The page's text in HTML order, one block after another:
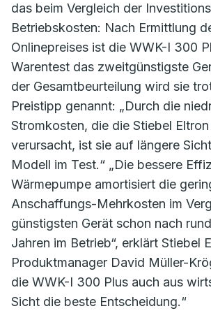
das beim Vergleich der
Betriebskosten: Nach Ermittlung
Onlinepreises ist die WWK-I 300
Warentest das zweitgünstigste
der Gesamtbeurteilung wird sie
Preistipp genannt: „Durch die
Stromkosten, die die Stiebel
verursacht, ist sie auf längere
Modell im Test.“ „Die bessere
Wärmepumpe amortisiert die
Anschaffungs-Mehrkosten im
günstigsten Gerät schon nach
Jahren im Betrieb“, erklärt Stiebel
Produktmanager David Müller-
die WWK-I 300 Plus auch aus
Sicht die beste Entscheidung.“